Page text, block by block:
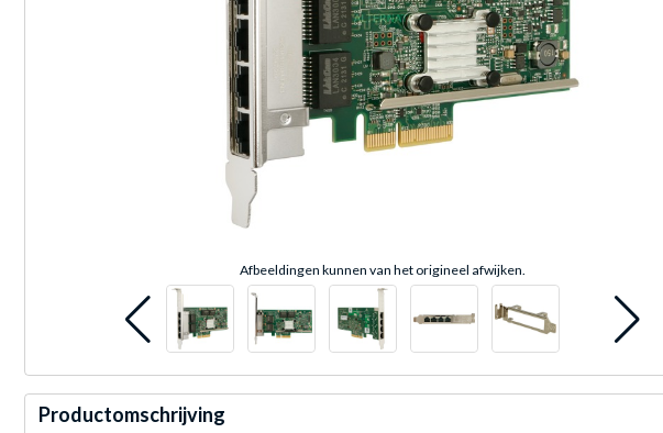
Afbeeldingen kunnen van het origineel afwijken.
Productomschrijving